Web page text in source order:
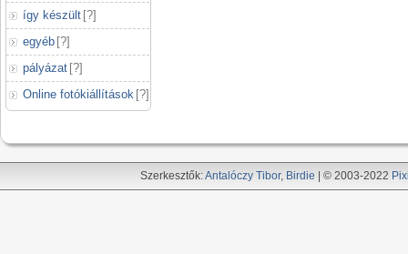
így készült [?]
egyéb [?]
pályázat [?]
Online fotókiállítások [?]
Szerkesztők:Antalóczy Tibor, Birdie | © 2003-2022